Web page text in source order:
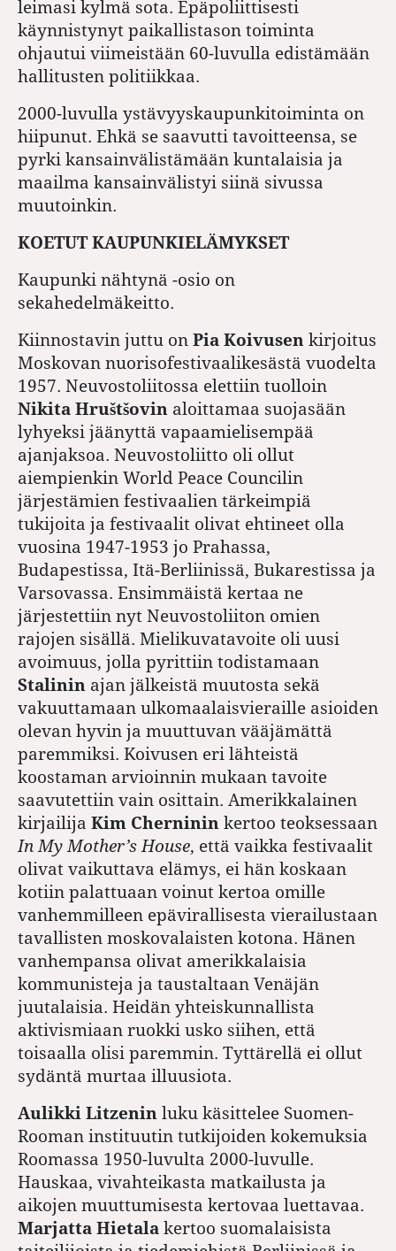
leimasi kylmä sota. Epäpoliittisesti
käynnistynyt paikallistason toiminta
ohjautui viimeistään 60-luvulla edistämään
hallitusten politiikkaa.
2000-luvulla ystävyyskaupunkitoiminta on
hiipunut. Ehkä se saavutti tavoitteensa, se
pyrki kansainvälistämään kuntalaisia ja
maailma kansainvälistyi siinä sivussa
muutoinkin.
KOETUT KAUPUNKIELÄMYKSET
Kaupunki nähtynä -osio on
sekahedelmäkeitto.
Kiinnostavin juttu on Pia Koivusen kirjoitus
Moskovan nuorisofestivaalikesästä vuodelta
1957. Neuvostoliitossa elettiin tuolloin
Nikita Hruštšovin aloittamaa suojasään
lyhyeksi jäänyttä vapaamielisempää
ajanjaksoa. Neuvostoliitto oli ollut
aiempienkin World Peace Councilin
järjestämien festivaalien tärkeimpiä
tukijoita ja festivaalit olivat ehtineet olla
vuosina 1947-1953 jo Prahassa,
Budapestissa, Itä-Berliinissä, Bukarestissa ja
Varsovassa. Ensimmäistä kertaa ne
järjestettiin nyt Neuvostoliiton omien
rajojen sisällä. Mielikuvatavoite oli uusi
avoimuus, jolla pyrittiin todistamaan
Stalinin ajan jälkeistä muutosta sekä
vakuuttamaan ulkomaalaisvieraille asioiden
olevan hyvin ja muuttuvan vääjämättä
paremmiksi. Koivusen eri lähteistä
koostaman arvioinnin mukaan tavoite
saavutettiin vain osittain. Amerikkalainen
kirjailija Kim Cherninin kertoo teoksessaan
In My Mother’s House, että vaikka festivaalit
olivat vaikuttava elämys, ei hän koskaan
kotiin palattuaan voinut kertoa omille
vanhemmilleen epävirallisesta vierailustaan
tavallisten moskovalaisten kotona. Hänen
vanhempansa olivat amerikkalaisia
kommunisteja ja taustaltaan Venäjän
juutalaisia. Heidän yhteiskunnallista
aktivismiaan ruokki usko siihen, että
toisaalla olisi paremmin. Tyttärellä ei ollut
sydäntä murtaa illuusiota.
Aulikki Litzenin luku käsittelee Suomen-
Rooman instituutin tutkijoiden kokemuksia
Roomassa 1950-luvulta 2000-luvulle.
Hauskaa, vivahteikasta matkailusta ja
aikojen muuttumisesta kertovaa luettavaa.
Marjatta Hietala kertoo suomalaisista